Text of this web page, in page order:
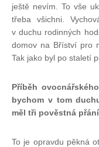
ještě nevím. To vše
třeba všichni.
v duchu rodinných
domov na Bříství pro
Tak jako byl po staletí
Příběh
bychom v tom
měl tři pověstná
To je opravdu pěkná